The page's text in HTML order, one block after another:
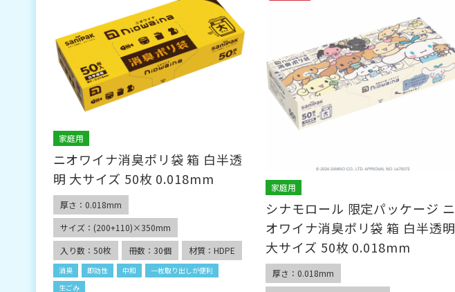
家庭用
ニオワイナ消臭ポリ袋 箱 白半透
明 大サイズ 50枚 0.018mm
厚さ：0.018mm
サイズ：(200+110)×350mm
入り数：50枚
冊数：30個 材質：HDPE
消臭 即効性 中和
一枚取り出しが便利
生ごみ
家庭用
シナモロール 限定パッケージ ニ
オワイナ消臭ポリ袋 箱 白半透明
大サイズ 50枚 0.018mm
厚さ：0.018mm